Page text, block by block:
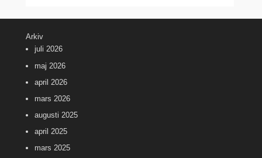
Arkiv
juli 2026
maj 2026
april 2026
mars 2026
augusti 2025
april 2025
mars 2025